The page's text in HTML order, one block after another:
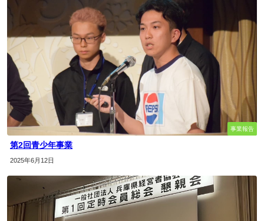
事業報告
第2回青少年事業
2025年6月12日